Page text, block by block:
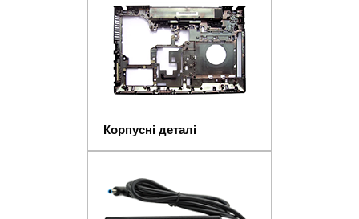
Корпусні деталі